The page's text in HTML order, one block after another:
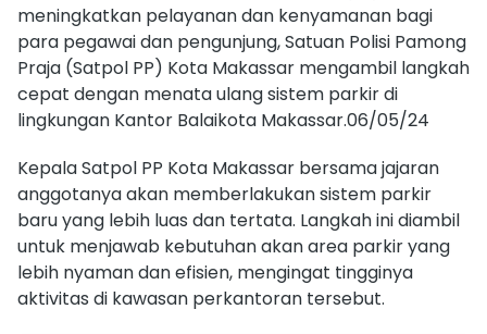
meningkatkan pelayanan dan kenyamanan bagi
para pegawai dan pengunjung, Satuan Polisi Pamong
Praja (Satpol PP) Kota Makassar mengambil langkah
cepat dengan menata ulang sistem parkir di
lingkungan Kantor Balaikota Makassar.06/05/24
Kepala Satpol PP Kota Makassar bersama jajaran
anggotanya akan memberlakukan sistem parkir
baru yang lebih luas dan tertata. Langkah ini diambil
untuk menjawab kebutuhan akan area parkir yang
lebih nyaman dan efisien, mengingat tingginya
aktivitas di kawasan perkantoran tersebut.